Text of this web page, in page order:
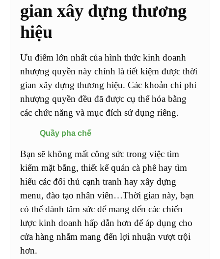
gian xây dựng thương
hiệu
Ưu điểm lớn nhất của hình thức kinh doanh
nhượng quyền này chính là tiết kiệm được thời
gian xây dựng thương hiệu. Các khoản chi phí
nhượng quyền đều đã được cụ thể hóa bằng
các chức năng và mục đích sử dụng riêng.
Quầy pha chế
Bạn sẽ không mất công sức trong việc tìm
kiếm mặt bằng, thiết kế quán cà phê hay tìm
hiểu các đối thủ cạnh tranh hay xây dựng
menu, đào tạo nhân viên…Thời gian này, bạn
có thể dành tâm sức để mang đến các chiến
lược kinh doanh hấp dẫn hơn để áp dụng cho
cửa hàng nhằm mang đến lợi nhuận vượt trội
hơn.